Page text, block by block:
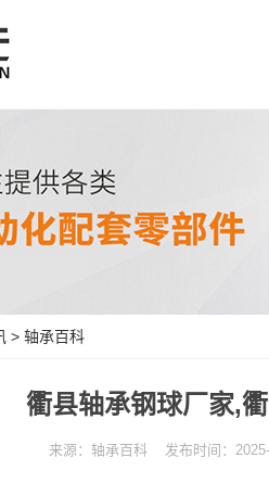
> 轴承百科
衢县轴承钢球厂家,
来源：轴承百科 发布时间：